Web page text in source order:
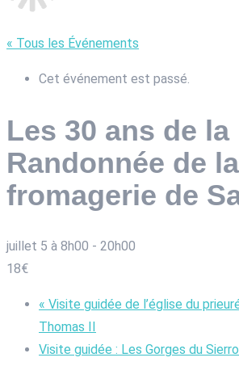
« Tous les Événements
Cet événement est passé.
Les 30 ans de la
Randonnée de la
fromagerie de
juillet 5 à 8h00 - 20h00
18€
« Visite guidée de l’église du
Thomas II
Visite guidée : Les Gorges du